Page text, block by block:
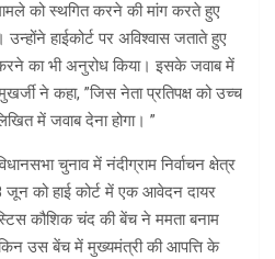
को स्थगित करने की मांग करते हुए
हाईकोर्ट पर अविश्वास जताते हुए
का भी अनुरोध किया। इसके जवाब में
ने कहा, ”जिस नेता प्रतिपक्ष को उच्च
में जवाब देना होगा। ”
चुनाव में नंदीग्राम निर्वाचन क्षेत्र
जून को हाई कोर्ट में एक आवेदन दायर
कौशिक चंद की बेंच ने ममता बनाम
उस बेंच में मुख्यमंत्री की आपत्ति के